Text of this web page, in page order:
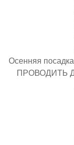
Осенняя
ПРОВОДИТЬ